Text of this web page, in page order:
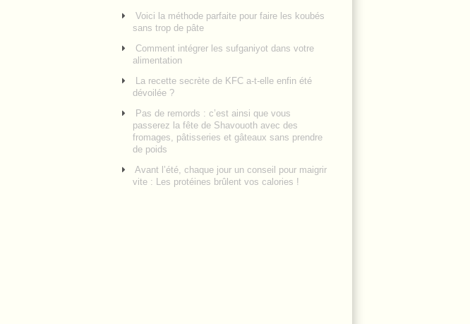
Voici la méthode parfaite pour faire les koubés
sans trop de pâte
Comment intégrer les sufganiyot dans votre
alimentation
La recette secrète de KFC a-t-elle enfin été
dévoilée ?
Pas de remords : c’est ainsi que vous
passerez la fête de Shavouoth avec des
fromages, pâtisseries et gâteaux sans prendre
de poids
Avant l’été, chaque jour un conseil pour maigrir
vite : Les protéines brûlent vos calories !